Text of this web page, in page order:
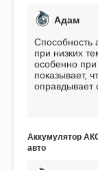
Адам
Способность
при низких
особенно
показывает,
оправдывает
пожалел.
Аккумулятор
авто